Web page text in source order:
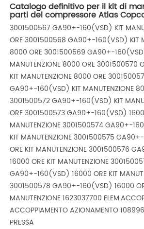
Catalogo definitivo per il kit di
parti del compressore Atlas
3001500567 GA90+-160(VSD) KIT
ORE 3001500568 GA90+-160(VSD) KIT
8000 ORE 3001500569 GA90+-
MANUTENZIONE 8000 ORE
KIT MANUTENZIONE 8000 ORE
GA90+-160(VSD) KIT MANUTENZIONE
3001500572 GA90+-160(VSD) KIT
ORE 3001500573 GA90+-160(VSD)
MANUTENZIONE 3001500574 GA90+-
KIT MANUTENZIONE 3001500575
ORE KIT MANUTENZIONE 3001500576
16000 ORE KIT MANUTENZIONE
GA90+-160(VSD) 16000 ORE KIT
3001500578 GA90+-160(VSD) 16000
MANUTENZIONE 1623037700
ACCOPPIAMENTO AZIONAMENTO
PRESSA